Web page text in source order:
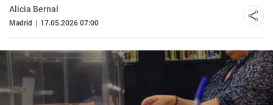
Alicia Bernal
Madrid 17.05.2026 07:00